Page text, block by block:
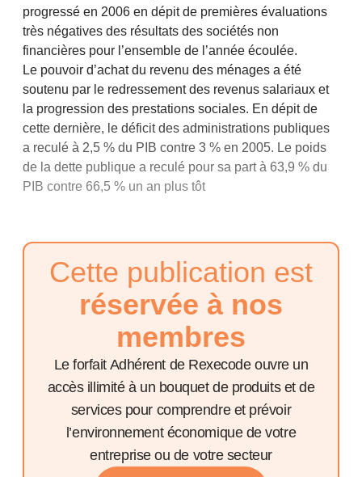
progressé en 2006 en dépit de premières évaluations
très négatives des résultats des sociétés non
financières pour l’ensemble de l’année écoulée.
Le pouvoir d’achat du revenu des ménages a été
soutenu par le redressement des revenus salariaux et
la progression des prestations sociales. En dépit de
cette dernière, le déficit des administrations publiques
a reculé à 2,5 % du PIB contre 3 % en 2005. Le poids
de la dette publique a reculé pour sa part à 63,9 % du
PIB contre 66,5 % un an plus tôt
Cette publication est
réservée à nos
membres
Le forfait Adhérent de Rexecode ouvre un
accès illimité à un bouquet de produits et de
services pour comprendre et prévoir
l’environnement économique de votre
entreprise ou de votre secteur